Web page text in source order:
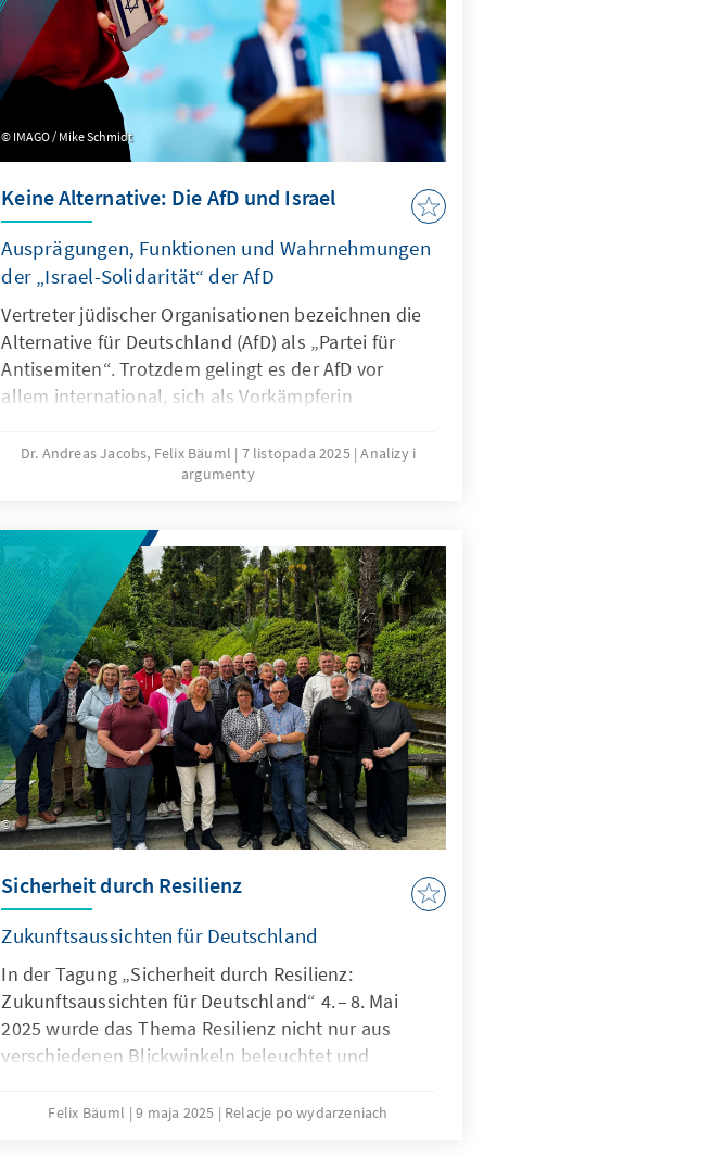
IMAGO / Mike Schmidt
Keine Alternative: Die AfD und Israel
Ausprägungen, Funktionen und Wahrnehmungen
der „Israel-Solidarität“ der AfD
Vertreter jüdischer Organisationen bezeichnen die
Alternative für Deutschland (AfD) als „Partei für
Antisemiten“. Trotzdem gelingt es der AfD vor
allem international, sich als Vorkämpferin
jüdischen Lebens in Deutschland zu positionieren.
Diese Positionierung widerspricht einer Reihe
erfüllt mehrere politische Funktionen. Hierzu
zählen vor allem die Legitimierung von
Muslimfeindlichkeit, der Angriff auf politische
Gegner und die Ablenkung von Extremismus und
Antisemitismus in den eigenen Reihen.
Dr. Andreas Jacobs, Felix Bäuml 7 listopada 2025 Analizy i
argumenty
Sicherheit durch Resilienz
Zukunftsaussichten für Deutschland
In der Tagung „Sicherheit durch Resilienz:
Zukunftsaussichten für Deutschland“ 4. – 8. Mai
2025 wurde das Thema Resilienz nicht nur aus
verschiedenen Blickwinkeln beleuchtet und
auch ein kritischer Blick auf ihre Bedeutung für
Felix Bäuml 9 maja 2025 Relacje po wydarzeniach